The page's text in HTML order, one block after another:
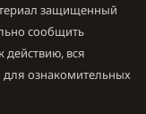
защищенный
сообщить
вся
ознакомительных